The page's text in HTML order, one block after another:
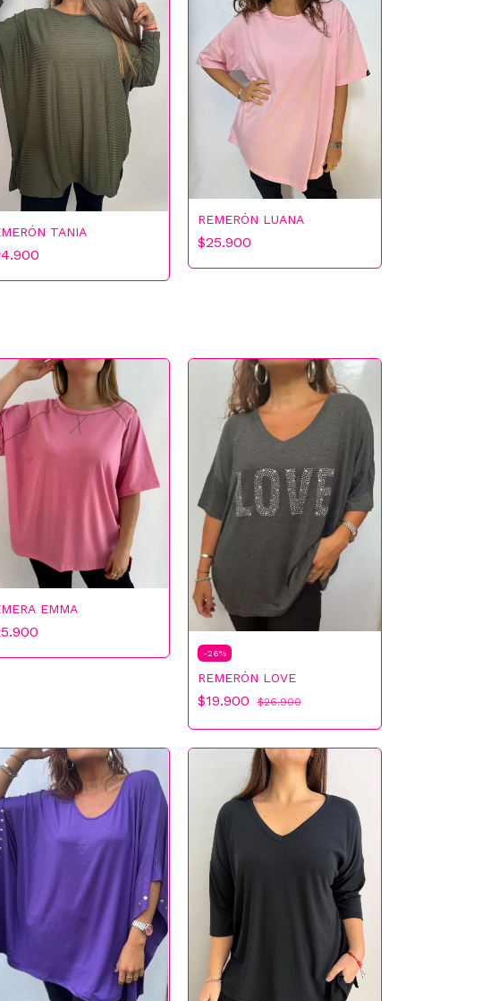
TANIA
REMERÓN LUANA
$25.900
EMMA
-26%
REMERÓN LOVE
$19.900 $26.900
×
electrónico